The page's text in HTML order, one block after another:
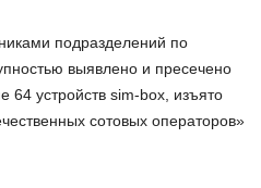
подразделений по
выявлено и пресечено
64 устройств sim-box, изъято
сотовых операторов»